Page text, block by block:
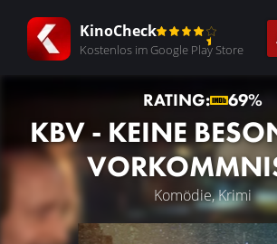
KinoCheck
Kostenlos im Google Play Store
RATING: 69%
KBV - KEINE
Komödie, Krimi